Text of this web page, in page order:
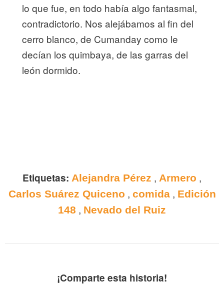
lo que fue, en todo había algo fantasmal,
contradictorio. Nos alejábamos al fin del
cerro blanco, de Cumanday como le
decían los quimbaya, de las garras del
león dormido.
Etiquetas: Alejandra Pérez , Armero ,
Carlos Suárez Quiceno , comida, Edición
148 , Nevado del Ruiz
¡Comparte esta historia!